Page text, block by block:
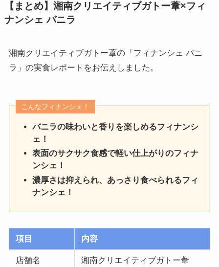
【まとめ】湘南クリエイティブガトー葦×フィ
ナンシェ バニラ
湘南クリエイティブガトー葦の「フィナンシェ バニ
ラ」の実食レポートをお伝えしました。
こんなフィナンシェ！
バニラの味わいと香りを楽しめるフィナンシ
ェ！
表面のサクサク食感で軽い仕上がりのフィナ
ンシェ！
濃厚さは抑えられ、あっさり食べられるフィ
ナンシェ！
項目 内容
店舗名 湘南クリエイティブガトー葦